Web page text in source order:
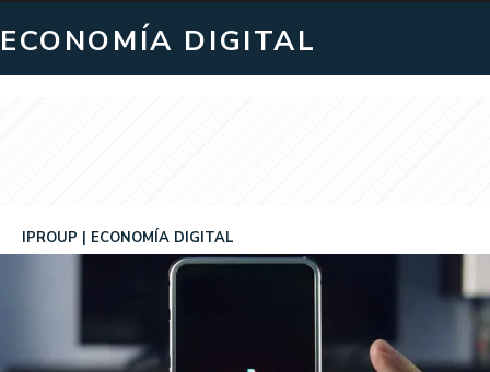
ECONOMÍA DIGITAL
IPROUP ECONOMÍA DIGITAL